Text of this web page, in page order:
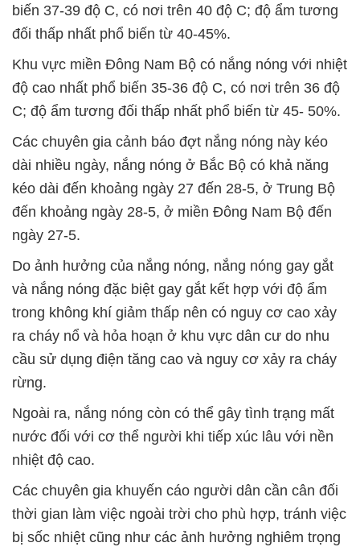
biến 37-39 độ C, có nơi trên 40 độ C; độ ẩm tương
đối thấp nhất phổ biến từ 40-45%.
Khu vực miền Đông Nam Bộ có nắng nóng với nhiệt
độ cao nhất phổ biến 35-36 độ C, có nơi trên 36 độ
C; độ ẩm tương đối thấp nhất phổ biến từ 45- 50%.
Các chuyên gia cảnh báo đợt nắng nóng này kéo
dài nhiều ngày, nắng nóng ở Bắc Bộ có khả năng
kéo dài đến khoảng ngày 27 đến 28-5, ở Trung Bộ
đến khoảng ngày 28-5, ở miền Đông Nam Bộ đến
ngày 27-5.
Do ảnh hưởng của nắng nóng, nắng nóng gay gắt
và nắng nóng đặc biệt gay gắt kết hợp với độ ẩm
trong không khí giảm thấp nên có nguy cơ cao xảy
ra cháy nổ và hỏa hoạn ở khu vực dân cư do nhu
cầu sử dụng điện tăng cao và nguy cơ xảy ra cháy
rừng.
Ngoài ra, nắng nóng còn có thể gây tình trạng mất
nước đối với cơ thể người khi tiếp xúc lâu với nền
nhiệt độ cao.
Các chuyên gia khuyến cáo người dân cần cân đối
thời gian làm việc ngoài trời cho phù hợp, tránh việc
bị sốc nhiệt cũng như các ảnh hưởng nghiêm trọng